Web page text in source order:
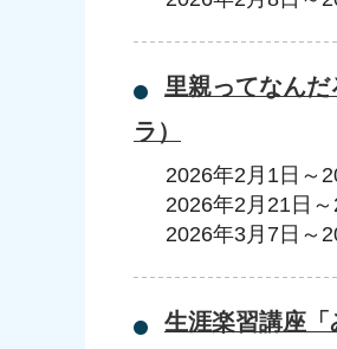
里親ってなん
ラ）
2026年2月1日 ～
2026年2月21日 ～
2026年3月7日 ～
生涯楽習講座「